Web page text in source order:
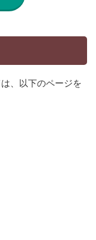
、以下のページを